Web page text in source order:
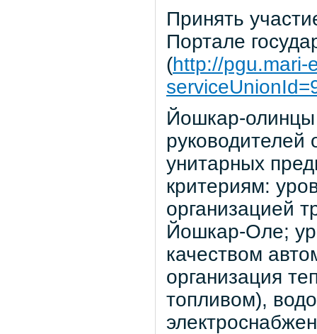
Принять
Портале
(http://pgu.mari-
Йошкар-олинцы
руководителей
унитарных
критериям:
организацией
Йошкар-Оле;
качеством
организация
топливом),